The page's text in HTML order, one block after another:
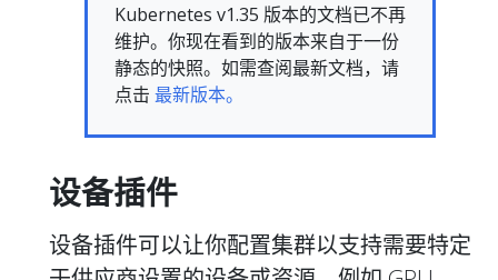
Kubernetes v1.35 版本的文档已不再
维护。你现在看到的版本来自于一份
静态的快照。如需查阅最新文档，请
点击 最新版本。
设备插件
设备插件可以让你配置集群以支持需要特定